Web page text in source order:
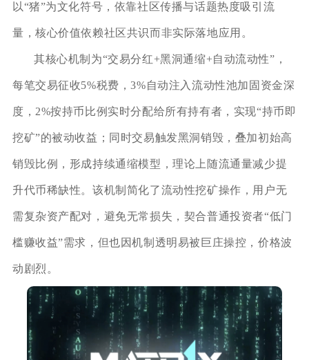
以“猪”为文化符号，依靠社区传播与话题热度吸引流
量，核心价值依赖社区共识而非实际落地应用。
其核心机制为“交易分红+黑洞通缩+自动流动性”，
每笔交易征收5%税费，3%自动注入流动性池加固资金深
度，2%按持币比例实时分配给所有持有者，实现“持币即
挖矿”的被动收益；同时交易触发黑洞销毁，叠加初始高
销毁比例，形成持续通缩模型，理论上随流通量减少提
升代币稀缺性。该机制简化了流动性挖矿操作，用户无
需复杂资产配对，避免无常损失，契合普通投资者“低门
槛赚收益”需求，但也因机制透明易被巨庄操控，价格波
动剧烈。